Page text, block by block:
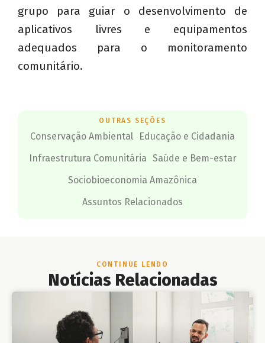
grupo para guiar o desenvolvimento de
aplicativos livres e equipamentos
adequados para o monitoramento
comunitário.
OUTRAS SEÇÕES
Conservação Ambiental
Educação e Cidadania
Infraestrutura Comunitária Saúde e Bem-estar
Sociobioeconomia Amazônica
Assuntos Relacionados
CONTINUE LENDO
Notícias Relacionadas